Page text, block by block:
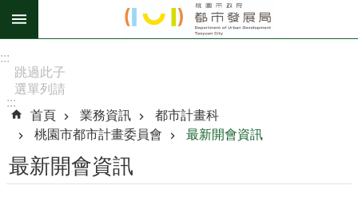
跳到主要內容區塊
階
搜
尋
訊
:::
跳過此子
選單列請
[Enter]，
繼續則按
[Tab]
:::
首頁
業務資訊
都市計畫科
桃園市都市計畫委員會
最新開會資訊
最新開會資訊